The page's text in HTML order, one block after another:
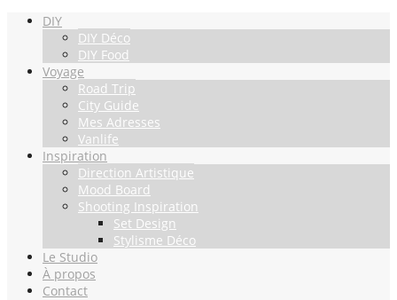
DIY
DIY Déco
DIY Food
Voyage
Road Trip
City Guide
Mes Adresses
Vanlife
Inspiration
Direction Artistique
Mood Board
Shooting Inspiration
Set Design
Stylisme Déco
Le Studio
À propos
Contact